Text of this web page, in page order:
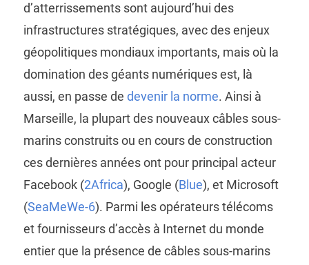
d’atterrissements sont aujourd’hui des
infrastructures stratégiques, avec des enjeux
géopolitiques mondiaux importants, mais où la
domination des géants numériques est, là
aussi, en passe de devenir la norme. Ainsi à
Marseille, la plupart des nouveaux câbles sous-
marins construits ou en cours de construction
ces dernières années ont pour principal acteur
Facebook (2Africa), Google (Blue), et Microsoft
(SeaMeWe-6). Parmi les opérateurs télécoms
et fournisseurs d’accès à Internet du monde
entier que la présence de câbles sous-marins